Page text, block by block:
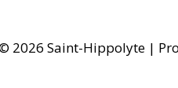
2026 Saint-Hippolyte |